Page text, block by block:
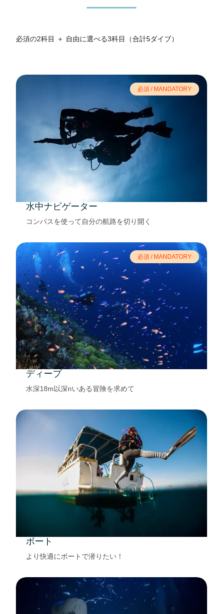
必須の2科目 ＋ 自由に選べる3科目（合計5ダイブ）
必須 / MANDATORY
水中ナビゲーター
コンパスを使って自分の航路を切り開く
必須 / MANDATORY
ディープ
水深18m以深nいある冒険を求めて
ボート
より快適にボートで潜りたい！